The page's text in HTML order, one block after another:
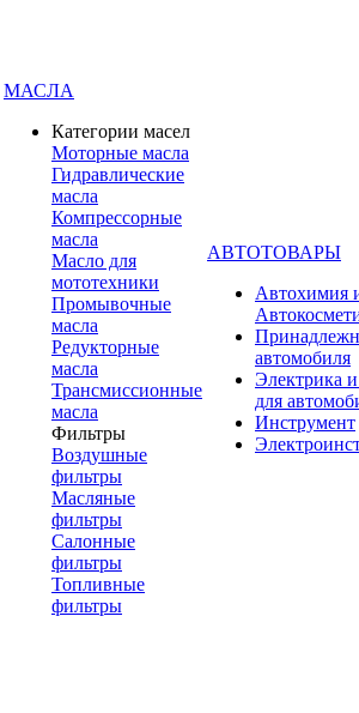
МАСЛА
Категории масел
Моторные масла
Гидравлические
масла
Компрессорные
масла
Масло для
мототехники
Промывочные
масла
Редукторные
масла
Трансмиссионные
масла
Фильтры
Воздушные
фильтры
Масляные
фильтры
Салонные
фильтры
Топливные
фильтры
АВТОТОВАРЫ
Автохимия
автомобиля
Электрика
для
Инструмент